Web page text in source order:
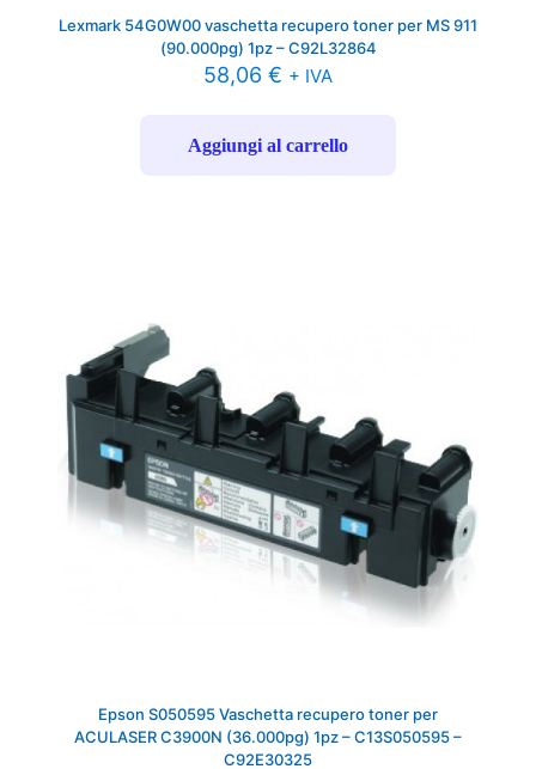
Lexmark 54G0W00 vaschetta recupero toner per MS 911
(90.000pg) 1pz – C92L32864
58,06 € + IVA
Aggiungi al carrello
Epson S050595 Vaschetta recupero toner per
ACULASER C3900N (36.000pg) 1pz – C13S050595 –
C92E30325